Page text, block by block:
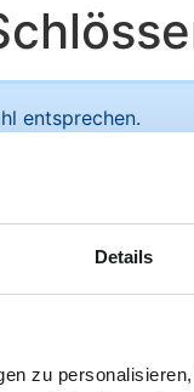
Details
zu
entsprechen.
Unsere Vorteile im
Rechnung statt